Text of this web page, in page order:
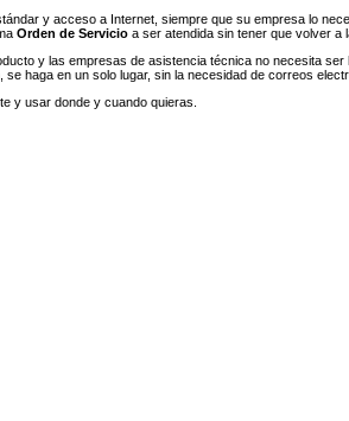
y acceso a Internet, siempre que su empresa lo
Orden de Servicio a ser atendida sin tener que volver a
y las empresas de asistencia técnica no necesita
se haga en un solo lugar, sin la necesidad de correos
y usar donde y cuando quieras.